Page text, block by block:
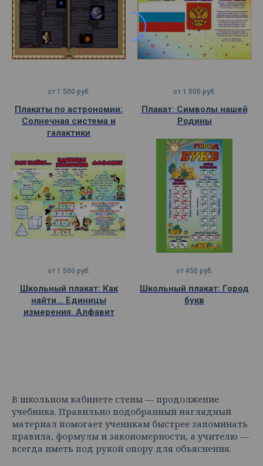
от 1 500 руб.
Плакаты по астрономии:
Солнечная система и
галактики
от 1 500 руб.
Плакат: Символы нашей
Родины
от 1 500 руб.
Школьный плакат: Как
найти… Единицы
измерения. Алфавит
от 450 руб.
Школьный плакат: Город
букв
В школьном кабинете стены — продолжение
учебника. Правильно подобранный наглядный
материал помогает ученикам быстрее запоминать
правила, формулы и закономерности, а учителю —
всегда иметь под рукой опору для объяснения.